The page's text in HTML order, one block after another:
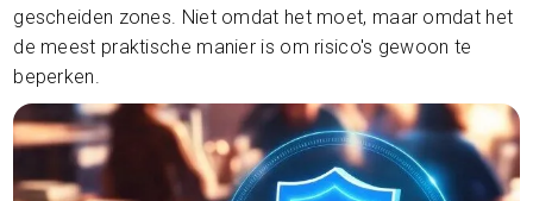
gescheiden zones. Niet omdat het moet, maar omdat het
de meest praktische manier is om risico's gewoon te
beperken.